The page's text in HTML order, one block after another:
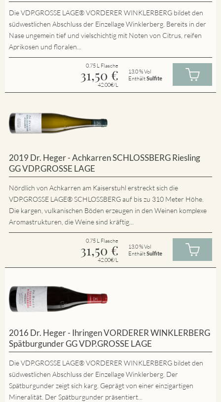
Die VDP.GROSSE LAGE® VORDERER WINKLERBERG bildet den
südwestlichen Abschluss der Einzellage Winklerberg. Bereits in der
Nase ungemein tief und vielschichtig mit Noten von Citrus, reifen
Aprikosen und floralen...
0.75 L Flasche
31,50 €
42.00€/L
13.0 % Vol
EnthältSulfite
2019 Dr. Heger - Achkarren SCHLOSSBERG Riesling
GG VDP.GROSSE LAGE
Nördlich von Achkarren am Kaiserstuhl erstreckt sich die
VDP.GROSSE LAGE® SCHLOSSBERG auf bis zu 310 Meter Höhe.
Die kargen, vulkanischen Böden erzeugen in den Weinen komplexe
Aromastrukturen, die Weine sind kräftig...
0.75 L Flasche
31,50 €
42.00€/L
13.0 % Vol
EnthältSulfite
2016 Dr. Heger - Ihringen VORDERER WINKLERBERG
Spätburgunder GG VDP.GROSSE LAGE
Die VDP.GROSSE LAGE® VORDERER WINKLERBERG bildet den
südwestlichen Abschluss der Einzellage Winklerberg. Der
Spätburgunder zeigt sich karg. Geprägt von einer einzigartigen
Mineralität. Der Spätburgunder präsentiert...